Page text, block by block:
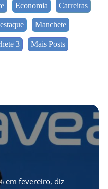
Economia Carreiras
Manchete
3 Mais Posts
em fevereiro, diz